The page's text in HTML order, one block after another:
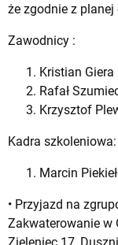
że zgodnie z planej
Zawodnicy :
Kristian Giera
Rafał
Krzysztof
Kadra szkoleniowa:
Marcin
• Przyjazd na
Zakwaterowanie w